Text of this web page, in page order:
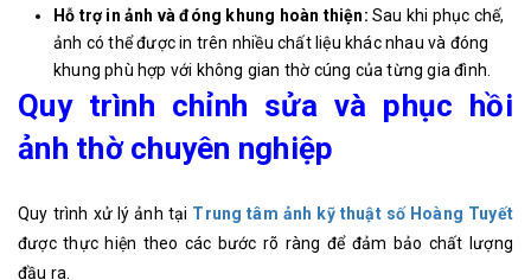
Hỗ trợ in ảnh và đóng khung hoàn thiện: Sau khi phục chế,
ảnh có thể được in trên nhiều chất liệu khác nhau và đóng
khung phù hợp với không gian thờ cúng của từng gia đình.
Quy trình chỉnh sửa và phục hồi
ảnh thờ chuyên nghiệp
Quy trình xử lý ảnh tại Trung tâm ảnh kỹ thuật số Hoàng Tuyết
được thực hiện theo các bước rõ ràng để đảm bảo chất lượng
đầu ra.